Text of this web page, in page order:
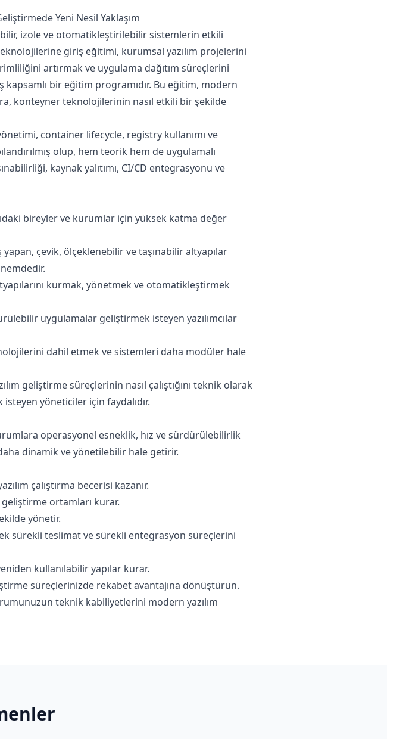
Yeni Nesil Yaklaşım
izole ve otomatikleştirilebilir sistemlerin etkili
giriş eğitimi, kurumsal yazılım projelerini
artırmak ve uygulama dağıtım süreçlerini
bir eğitim programıdır. Bu eğitim, modern
konteyner teknolojilerinin nasıl etkili bir şekilde
container lifecycle, registry kullanımı ve
olup, hem teorik hem de uygulamalı
kaynak yalıtımı, CI/CD entegrasyonu ve
bireyler ve kurumlar için yüksek katma değer
çevik, ölçeklenebilir ve taşınabilir altyapılar
kurmak, yönetmek ve otomatikleştirmek
uygulamalar geliştirmek isteyen yazılımcılar
dahil etmek ve sistemleri daha modüler hale
geliştirme süreçlerinin nasıl çalıştığını teknik olarak
yöneticiler için faydalıdır.
operasyonel esneklik, hız ve sürdürülebilirlik
dinamik ve yönetilebilir hale getirir.
çalıştırma becerisi kazanır.
ortamları kurar.
yönetir.
sürekli teslimat ve sürekli entegrasyon süreçlerini
kullanılabilir yapılar kurar.
süreçlerinizde rekabet avantajına dönüştürün.
teknik kabiliyetlerini modern yazılım